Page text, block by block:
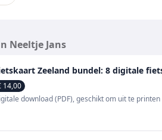
Neeltje Jans
Zeeland bundel: 8 digitale
14,00
download (PDF), geschikt om uit te printen